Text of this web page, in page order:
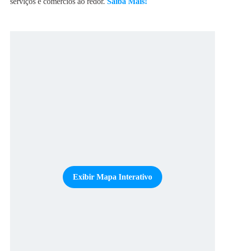
Exibir Mapa Interativo